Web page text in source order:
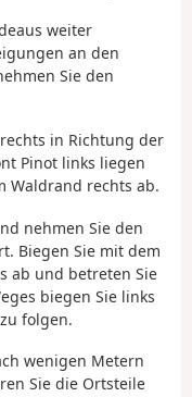
weiter
an den
Sie den
in Richtung der
Pinot links liegen
Waldrand rechts ab.
nehmen Sie den
Biegen Sie mit dem
ab und betreten Sie
biegen Sie links
folgen.
wenigen Metern
Sie die Ortsteile